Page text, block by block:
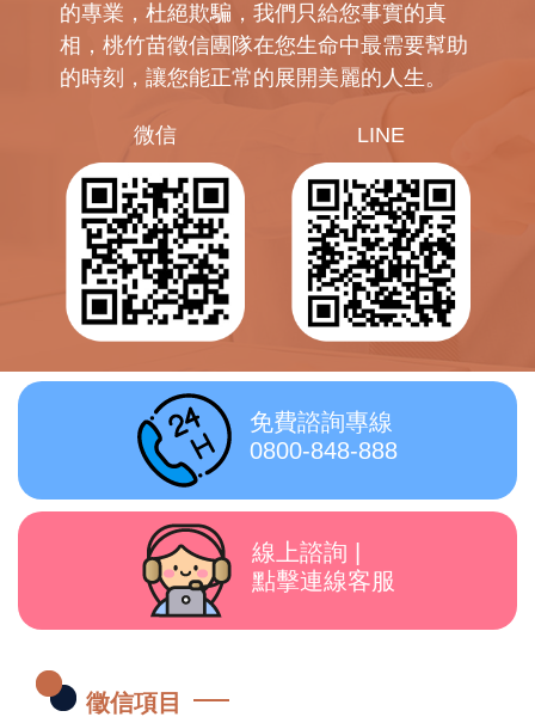
的專業，杜絕欺騙，我們只給您事實的真
相，桃竹苗徵信團隊在您生命中最需要幫助
的時刻，讓您能正常的展開美麗的人生。
微信 LINE
免費諮詢專線
0800-848-888
線上諮詢 |
點擊連線客服
徵信項目